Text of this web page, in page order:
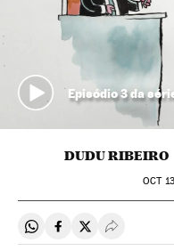
Episódio 3 da
DUDU RIBEIRO
OCT
Compartir en Whatsapp
Compartir en
Compartir en
Desplegar